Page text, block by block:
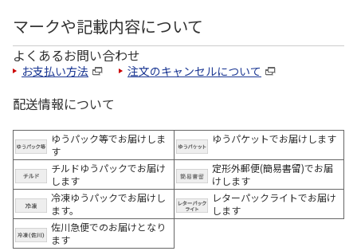
マークや記載内容について
よくあるお問い合わせ
お支払い方法 注文のキャンセルについて
配送情報について
ゆうパック等でお届けしま
す
ゆうパケットでお届けします
チルドゆうパックでお届け
します
定形外郵便(簡易書留)でお届
けします
冷凍ゆうパックでお届けし
ます。
レターパックライトでお届け
します
佐川急便でのお届けとなり
ます